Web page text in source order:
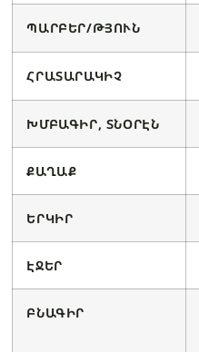
ՊԱՐԲԵՐ/ԹՅՈՒՆ
ՀՐԱՏԱՐԱԿԻՉ
ԽՄԲԱԳԻՐ, ՏՆՕՐԷՆ
ՔԱՂԱՔ
ԵՐԿԻՐ
ԷՋԵՐ
ԲՆԱԳԻՐ